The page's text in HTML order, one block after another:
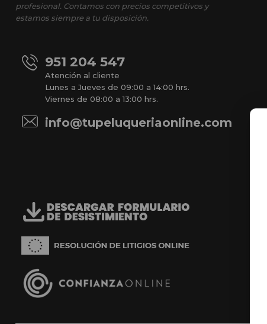
profesional. Contamos con precios competitivos y
estamos siempre a tu disposición.
951 204 547
Atención al cliente
Lunes a Jueves de 09:00 a 14:00 hrs.
Viernes de 08:00 a 13:00 hrs.
info@tupeluqueriaonline.com